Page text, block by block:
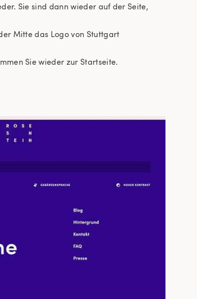
Sie sind dann wieder auf der Seite,
Mitte das Logo von Stuttgart
Sie wieder zur Startseite.